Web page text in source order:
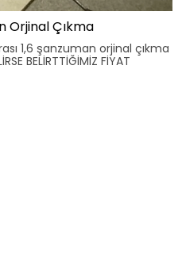
Orjinal Çıkma
1,6 şanzuman orjinal çıkma
BELİRTTİĞİMİZ FİYAT